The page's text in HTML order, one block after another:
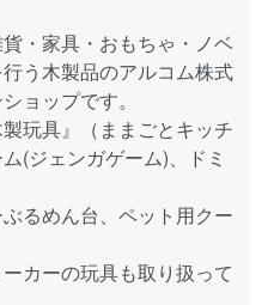
・家具・おもちゃ・ノベ
う木製品のアルコム株式
ョップです。
玩具』（ままごとキッチ
(ジェンガゲーム)、ドミ
るめん台、ペット用クー
カーの玩具も取り扱って